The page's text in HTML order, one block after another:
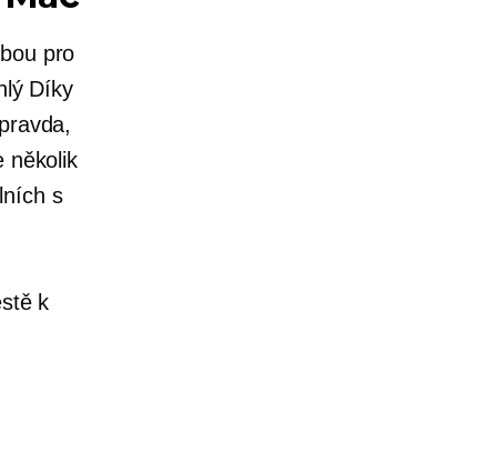
pro
Díky
několik
s
k